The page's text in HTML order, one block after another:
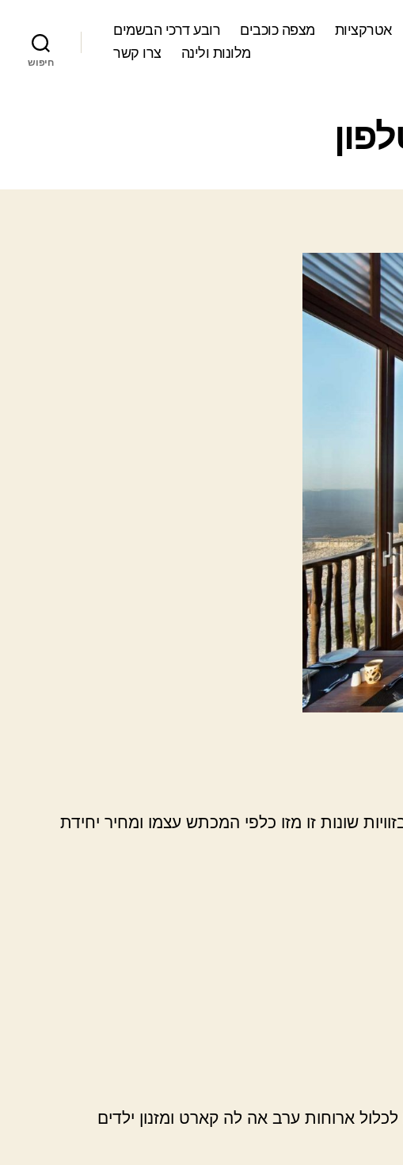
אטרקציות מצפה כוכבים
רובע דרכי הבשמים
מלונות ולינה
צרו קשר
חיפוש
שונות זו מזו כלפי המכתש עצמו ומחיר יחידת
ארוחות ערב אה לה קארט ומזנון ילדים